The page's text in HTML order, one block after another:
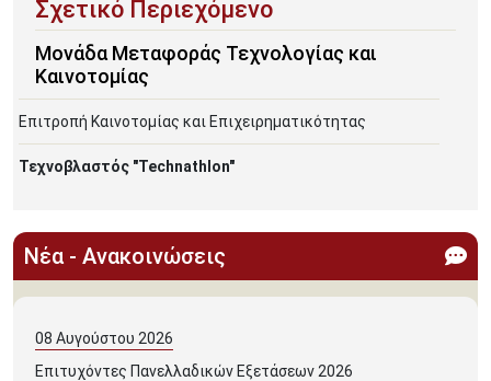
Μονάδα Μεταφοράς Τεχνολογίας και
Καινοτομίας
Επιτροπή Καινοτομίας και Επιχειρηματικότητας
Τεχνοβλαστός "Technathlon"
Νέα - Ανακοινώσεις
08 Αυγούστου 2026
Επιτυχόντες Πανελλαδικών Εξετάσεων 2026